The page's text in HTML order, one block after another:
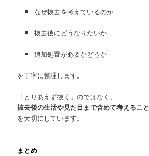
なぜ抜去を考えているのか
抜去後にどうなりたいか
追加処置が必要かどうか
を丁寧に整理します。
「とりあえず抜く」のではなく、
抜去後の生活や見た目まで含めて考えること
を大切にしています。
まとめ